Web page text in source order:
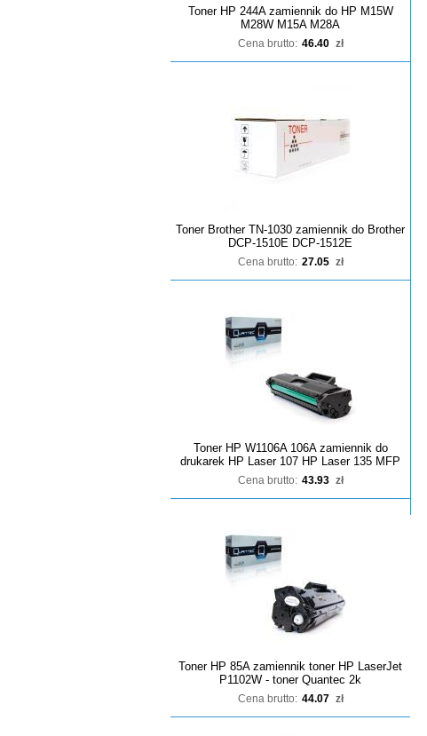
Toner HP 244A zamiennik do HP M15W
M28W M15A M28A
Cena brutto: 46.40 zł
Toner Brother TN-1030 zamiennik do Brother
DCP-1510E DCP-1512E
Cena brutto: 27.05 zł
Toner HP W1106A 106A zamiennik do
drukarek HP Laser 107 HP Laser 135 MFP
Cena brutto: 43.93 zł
Toner HP 85A zamiennik toner HP LaserJet
P1102W - toner Quantec 2k
Cena brutto: 44.07 zł